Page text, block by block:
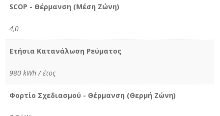
SCOP - Θέρμανση (Μέση Ζώνη)
4,0
Ετήσια Κατανάλωση Ρεύματος
980 kWh / έτος
Φορτίο Σχεδιασμού - Θέρμανση (Θερμή Ζώνη)